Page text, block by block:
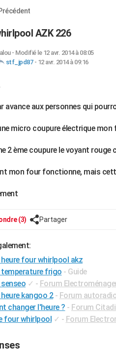
AZK 226
- Modifié le 12 avr. 2014 à 08:05
stf_jpd87- 12 avr. 2014 à 09:16
avance aux personnes qui
micro coupure électrique mon
2 ème coupure le voyant
mon four fonctionne, mais
(3) Partager
heure four whirlpool akz
temperature frigo - Guide
✓ - Forum
kangoo 2 - Forum
changer l'heure ? - Forum
four whirlpool ✓ - Forum